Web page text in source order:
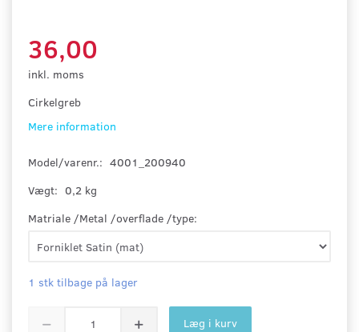
36,00
inkl. moms
Cirkelgreb
Mere information
Model/varenr.: 4001_200940
Vægt: 0,2 kg
Matriale /Metal /overflade /type:
1 stk tilbage på lager
Læg i kurv